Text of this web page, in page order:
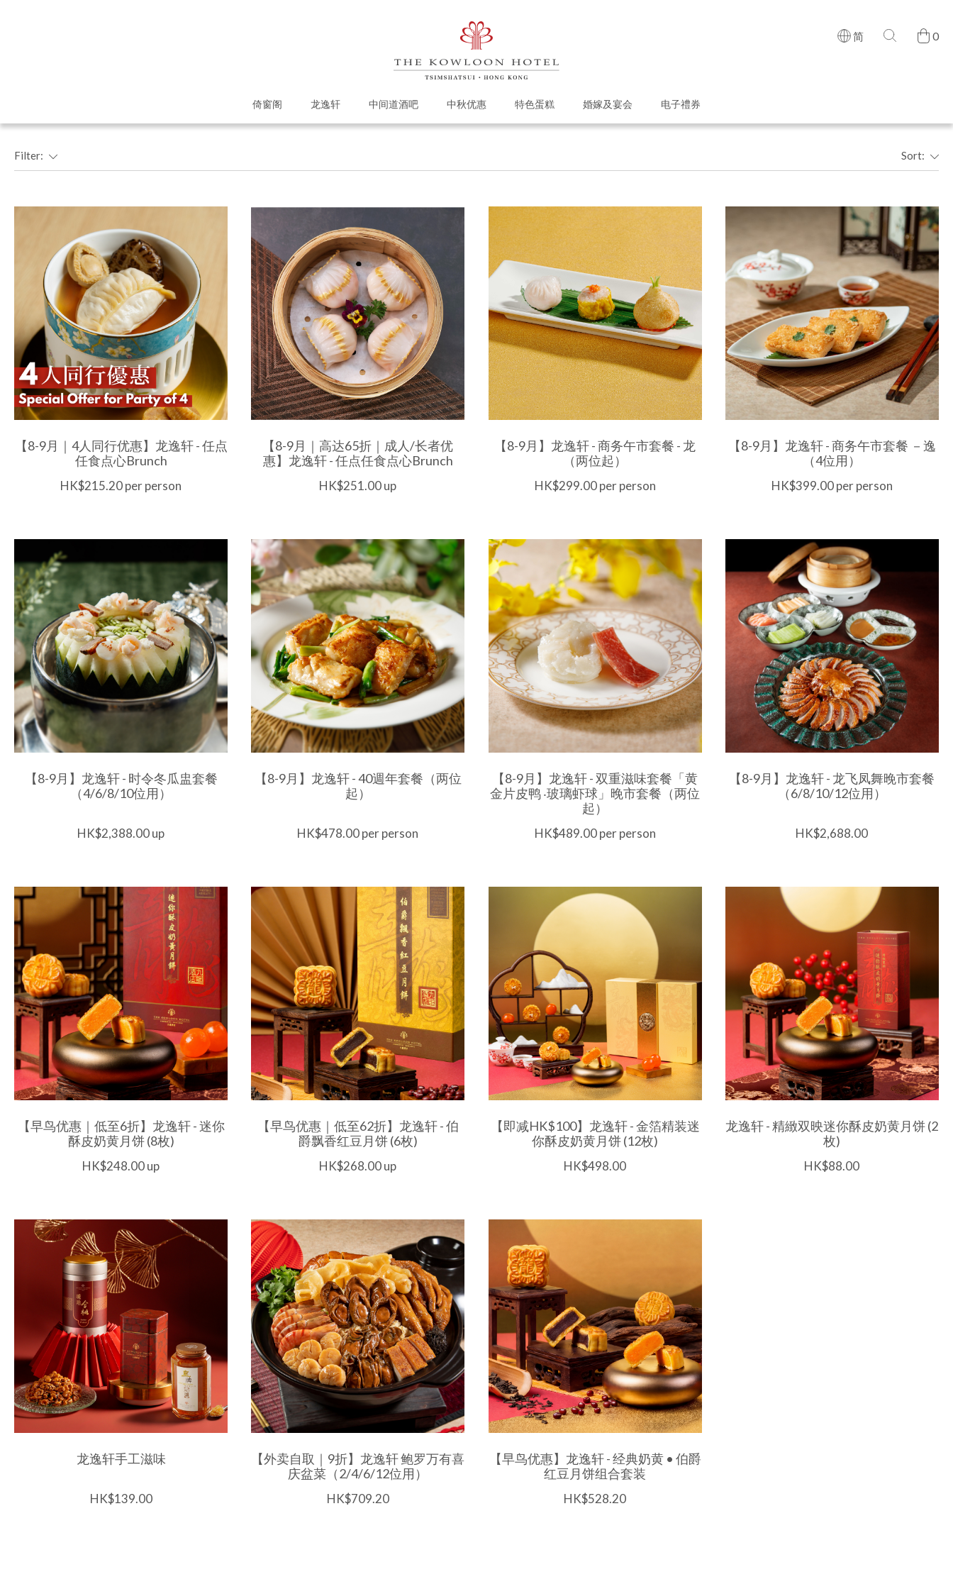
倚窗阁 龙逸轩 中间道酒吧 中秋优惠 特色蛋糕 婚嫁及宴会 电子禮券
简 0
Filter: Sort:
【8-9月｜4人同行优惠】龙逸轩 - 任点
任食点心Brunch
HK$215.20 per person
【8-9月｜高达65折｜成人/长者优
惠】龙逸轩 - 任点任食点心Brunch
HK$251.00 up
【8-9月】龙逸轩 - 商务午市套餐 - 龙
（两位起）
HK$299.00 per person
【8-9月】龙逸轩 - 商务午市套餐 －逸
（4位用）
HK$399.00 per person
【8-9月】龙逸轩 - 时令冬瓜盅套餐
（4/6/8/10位用）
HK$2,388.00 up
【8-9月】龙逸轩 - 40週年套餐（两位
起）
HK$478.00 per person
【8-9月】龙逸轩 - 双重滋味套餐「黄
金片皮鸭 ‧玻璃虾球」晚市套餐（两位
起）
HK$489.00 per person
【8-9月】龙逸轩 - 龙飞凤舞晚市套餐
（6/8/10/12位用）
HK$2,688.00
【早鸟优惠｜低至6折】龙逸轩 - 迷你
酥皮奶黄月饼 (8枚)
HK$248.00 up
【早鸟优惠｜低至62折】龙逸轩 - 伯
爵飘香红豆月饼 (6枚)
HK$268.00 up
【即减HK$100】龙逸轩 - 金箔精装迷
你酥皮奶黄月饼 (12枚)
HK$498.00
龙逸轩 - 精緻双映迷你酥皮奶黄月饼 (2
枚)
HK$88.00
龙逸轩手工滋味
HK$139.00
【外卖自取｜9折】龙逸轩 鲍罗万有喜
庆盆菜（2/4/6/12位用）
HK$709.20
【早鸟优惠】龙逸轩 - 经典奶黄 • 伯爵
红豆月饼组合套装
HK$528.20